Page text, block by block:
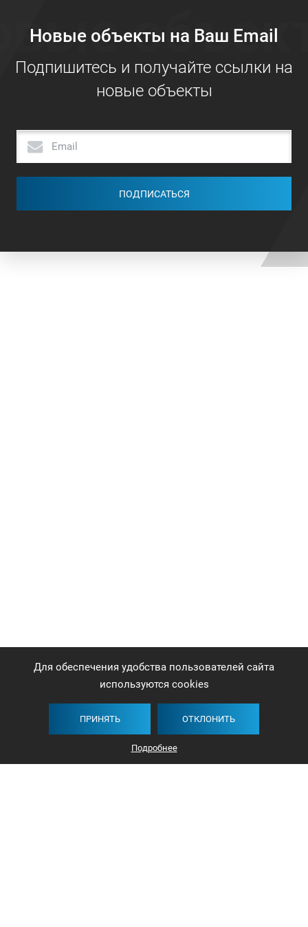
Новые объекты на Ваш Email
Подпишитесь и получайте ссылки на
новые объекты
ПОДПИСАТЬСЯ
Для обеспечения удобства пользователей сайта
используются cookies
ПРИНЯТЬ ОТКЛОНИТЬ
Подробнее